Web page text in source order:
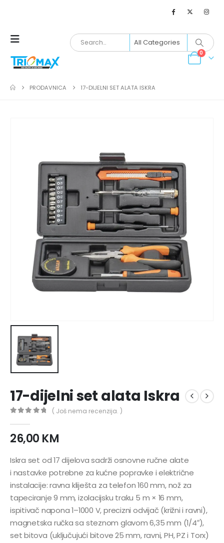
0
PRODAVNICA 17-DIJELNI SET ALATA ISKRA
17-dijelni set alata Iskra
( Još nema recenzija. )
26,00 KM
Iskra set od 17 dijelova sadrži osnovne ručne alate
i nastavke potrebne za kućne popravke i električne
instalacije: ravna kliješta za telefon 160 mm, nož za
tapeciranje 9 mm, izolacijsku traku 5 m × 16 mm,
ispitivač napona 1–1000 V, precizni odvijač (križni i ravni),
magnetska ručka sa steznom glavom 6,35 mm (1/4″),
set bitova (uključujući bitove 25 mm, ravni, PH, PZ i Torx)